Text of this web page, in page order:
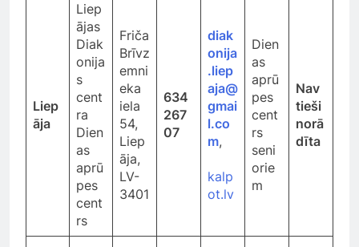
Liep
āja
Liep
ājas
Diak
onija
s
cent
ra
Dien
as
aprū
pes
cent
rs
Friča
Brīvz
emni
eka
iela
54,
Liep
āja,
LV-
3401
634
267
07
diak
onija
.liep
aja@
gmai
l.co
m,
kalp
ot.lv
Dien
as
aprū
pes
cent
rs
seni
orie
m
Nav
tieši
norā
dīta